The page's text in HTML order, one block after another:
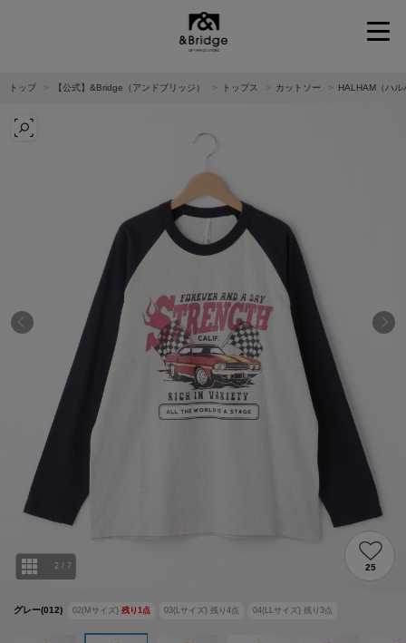
トップ 【公式】&Bridge（アンドブリッジ） トップス カットソー HALHAM（ハ
グレー(012) 02(Mサイズ) 残り 1 点 03(Lサイズ) 残り 4点 04(LLサイズ) 残り 3点
2 / 7 25